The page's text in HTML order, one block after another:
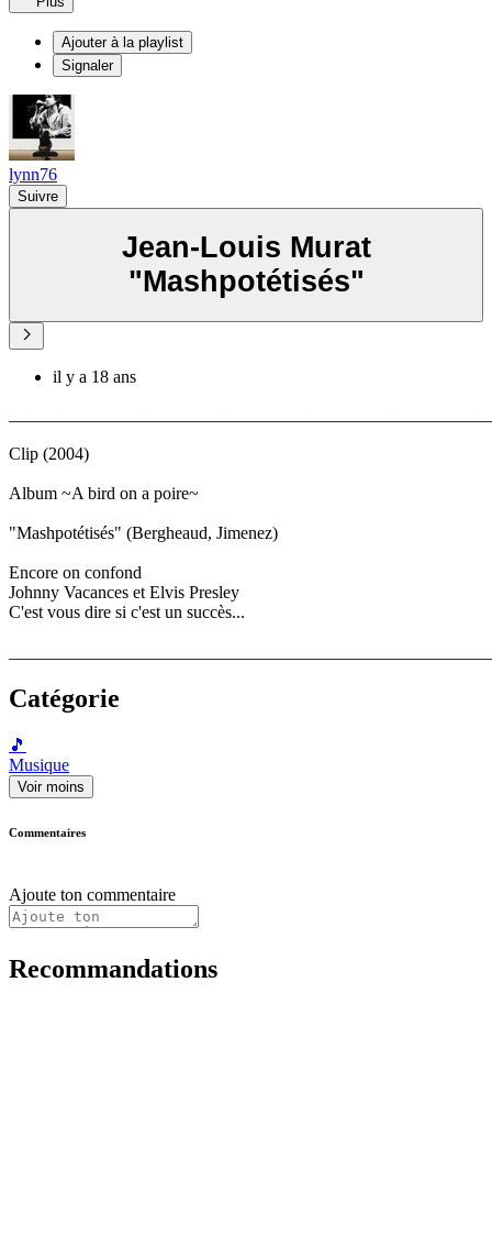
Ajouter à la playlist
Signaler
lynn76
Suivre
Jean-Louis Murat
"Mashpotétisés"
il y a 18 ans
Clip (2004)
Album ~A bird on a poire~
"Mashpotétisés" (Bergheaud, Jimenez)
Encore on confond
Johnny Vacances et Elvis Presley
C'est vous dire si c'est un succès...
Catégorie
🎵
Musique
Voir moins
Commentaires
Ajoute ton commentaire
Recommandations